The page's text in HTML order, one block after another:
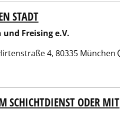
STADT
Freising e.V.
4, 80335 München
SCHICHTDIENST ODER MIT